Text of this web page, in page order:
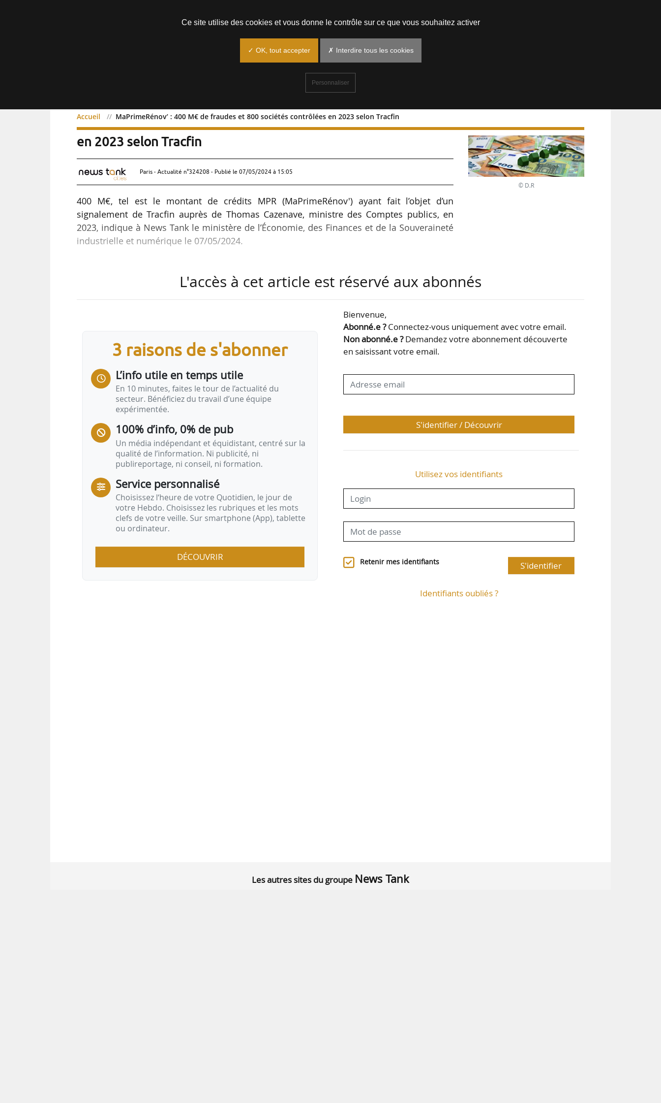
Accueil MaPrimeRénov’ : 400 M€ de fraudes et 800 sociétés contrôlées en 2023 selon Tracfin
MaPrimeRénov’ : 400 M€ de fraudes et 800 sociétés contrôlées
en 2023 selon Tracfin
Paris - Actualité n°324208 - Publié le 07/05/2024 à 15:05
400 M€, tel est le montant de crédits MPR (MaPrimeRénov') ayant fait l’objet d’un
signalement de Tracfin auprès de Thomas Cazenave, ministre des Comptes publics, en
2023, indique à News Tank le ministère de l’Économie, des Finances et de la Souveraineté
industrielle et numérique le 07/05/2024.
l’Économie, des finances et de la souveraineté industrielle et numérique, ces signalements
• des personnes morales, telles que des entreprises qui n’appartiennent pas au secteur du
bâtiment ou qui n’ont pas d’activité économique réelle, utilisent des faux justificatifs, de
fausses factures, simulent des contrats de sous-traitance, ou usurpent l’identité d’autres
© D.R
L'accès à cet article est réservé aux abonnés
3 raisons de s'abonner
L’info utile en temps utile
En 10 minutes, faites le tour de l’actualité du
secteur. Bénéficiez du travail d’une équipe
expérimentée.
100% d’info, 0% de pub
Un média indépendant et équidistant, centré sur la
qualité de l’information. Ni publicité, ni
publireportage, ni conseil, ni formation.
Service personnalisé
Choisissez l‘heure de votre Quotidien, le jour de
votre Hebdo. Choisissez les rubriques et les mots
clefs de votre veille. Sur smartphone (App), tablette
ou ordinateur.
DÉCOUVRIR
Bienvenue,
Abonné.e ?Connectez-vous uniquement avec votre email.
Non abonné.e ?Demandez votre abonnement découverte
en saisissant votre email.
S'identifier / Découvrir
Utilisez vos identifiants
Retenir mes identifiants S'identifier
Identifiants oubliés ?
Les autres sites du groupe News Tank
Ce site utilise des cookies et vous donne le contrôle sur ce que vous souhaitez activer
✓ OK, tout accepter ✗ Interdire tous les cookies
Personnaliser